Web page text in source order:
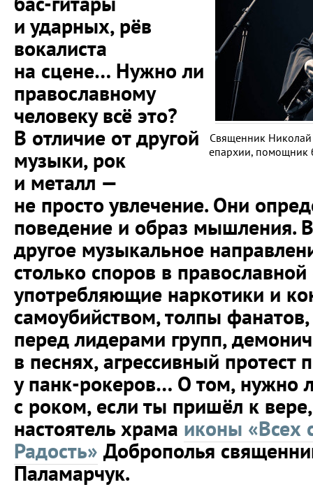
Священник
епархии, помощник
и ударных, рёв
вокалиста
на сцене… Нужно ли
православному
человеку всё это?
В отличие от другой
музыки, рок
и металл —
не просто увлечение. Они
поведение и образ мышления.
другое музыкальное
столько споров в
употребляющие наркотики и
самоубийством, толпы
перед лидерами групп,
в песнях, агрессивный протест
у панк-рокеров… О том, нужно
с роком, если ты пришёл к
настоятель храма иконы «Всех
Радость» Доброполья
Паламарчук.